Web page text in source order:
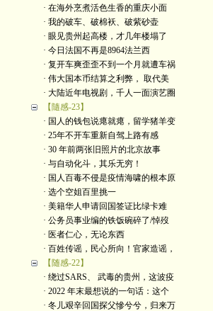
· 在海外烹煮活色生香的重庆小面
· 我的破车、破棉袄、破紫砂壶
· 眼见贵州起高楼，才几年楼塌了
· 今日法国不再是8964法兰西
· 复开车爽歪歪不到一个月就遭车祸
· 伟大国本币结算之利弊， 取代美
· 大陆近年电视剧，千人一面演艺圈
【隨感-23】
· 国人的钱包说瘪就瘪，留学猪羊变
· 25年不开车重新自驾上路有感
· 30 年前两张旧照片的北京故事
· 与自动化斗，其乐无穷！
· 国人百毒不侵是疫情海啸的根本原
· 选个空姐百里挑一
· 美籍华人申请回国签证比绿卡难
· 公务员事业编的铁饭碗碎了/悼歿
· 医者仁心，无论东西
· 百姓传谣，民心所向！官家造谣，
【随感-22】
· 绕过SARS、 武毒的贵州，这波疫
· 2022 年末最想说的一句话：这个
· 冬儿艰辛回国探父慘兮兮，归来万